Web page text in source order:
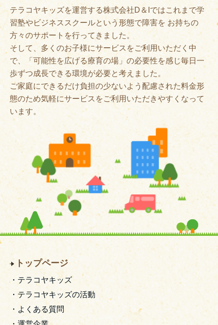
テラコヤキッズを運営する株式会社D＆Iではこれまで学
習塾やビジネススクールという形態で障害を お持ちの
方々のサポートを行ってきました。
そして、多くのお子様にサービスをご利用いただく中
で、「可能性を広げる療育の場」の必要性を感じ毎日一
歩ずつ成長できる環境が必要と考えました。
ご家庭にできるだけ負担の少ないよう配慮された料金形
態のため気軽にサービスをご利用いただきやすくなって
います。
トップページ
・テラコヤキッズ
・テラコヤキッズの活動
・よくある質問